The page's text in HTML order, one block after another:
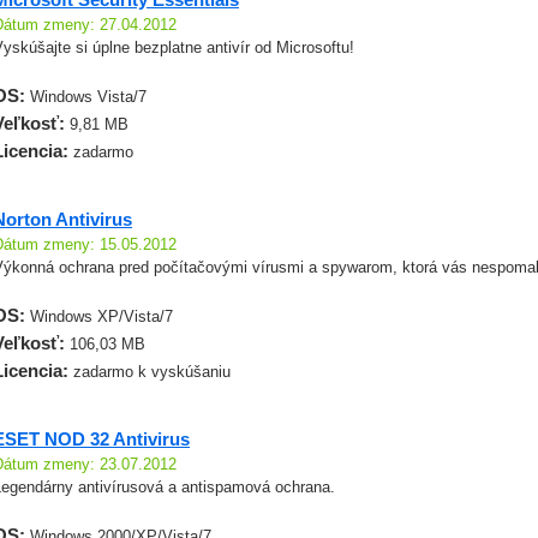
zmeny: 27.04.2012
si úplne bezplatne antivír od Microsoftu!
Windows Vista/7
9,81 MB
zadarmo
Antivirus
zmeny: 15.05.2012
ochrana pred počítačovými vírusmi a spywarom, ktorá vás
Windows XP/Vista/7
106,03 MB
zadarmo k vyskúšaniu
NOD 32 Antivirus
zmeny: 23.07.2012
antivírusová a antispamová ochrana.